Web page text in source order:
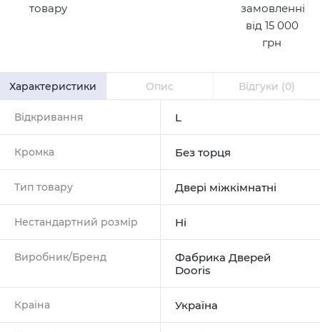
товару
замовленні
від 15 000
грн
Характеристики Опис Відгуки (0)
Відкривання L
Кромка Без торця
Тип товару Двері міжкімнатні
Нестандартний розмір Ні
Виробник/Бренд
Фабрика Дверей
Dooris
Країна Україна